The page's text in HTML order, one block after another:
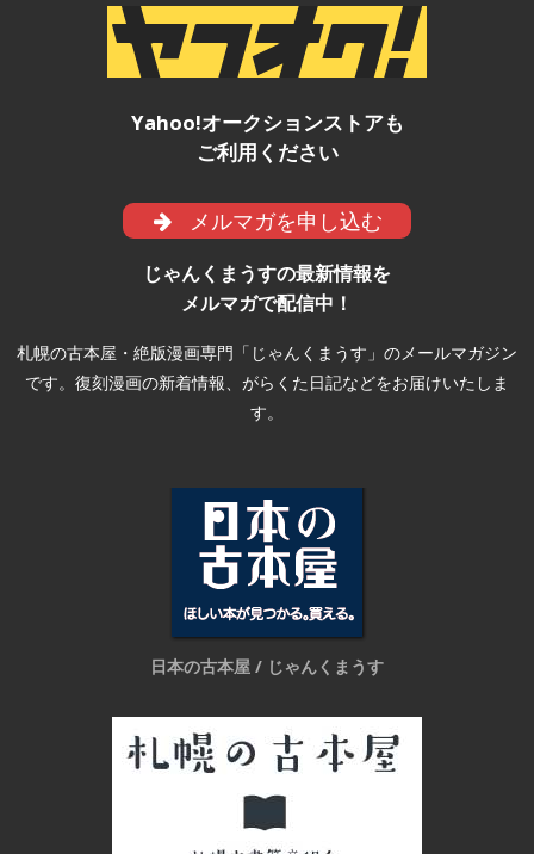
Yahoo!オークションストアも
ご利用ください
メルマガを申し込む
じゃんくまうすの最新情報を
メルマガで配信中！
札幌の古本屋・絶版漫画専門「じゃんくまうす」のメールマガジン
です。復刻漫画の新着情報、がらくた日記などをお届けいたしま
す。
日本の古本屋 / じゃんくまうす